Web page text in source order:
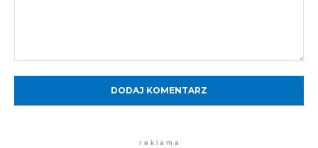
r e k l a m a